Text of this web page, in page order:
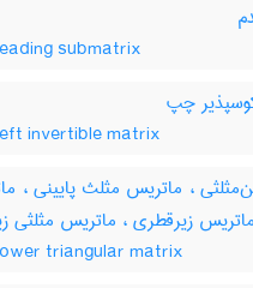
submatrix
چپ
invertible matrix
، ماتریس مثلث پایینی ،
زیرقطری ، ماتریس مثلثی
triangular matrix